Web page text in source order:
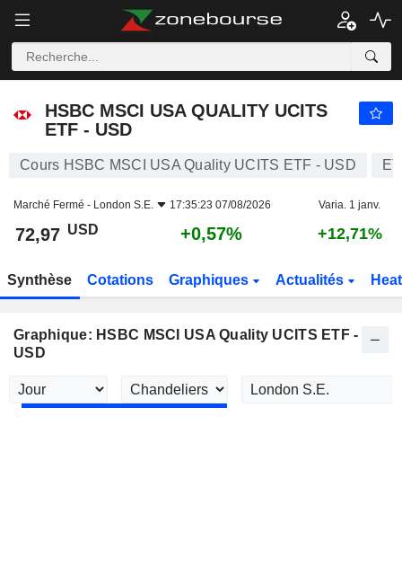
HSBC MSCI USA QUALITY UCITS
ETF - USD
Cours HSBC MSCI USA Quality UCITS ETF - USD
Marché Fermé - London S.E. 17:35:23 07/08/2026 Varia. 1 janv.
72,97 USD +0,57% +12,71%
Synthèse Cotations Graphiques Actualités
Graphique: HSBC MSCI USA Quality UCITS ETF -
USD